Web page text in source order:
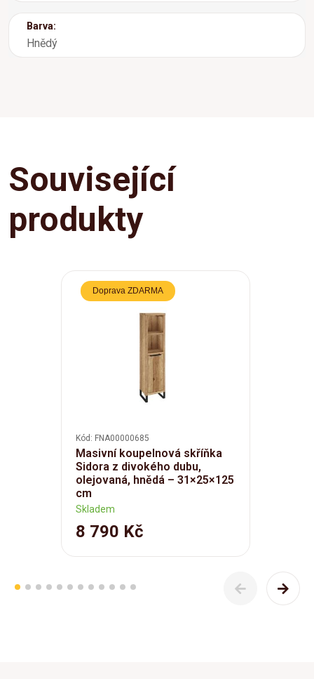
Barva:
Hnědý
Související
produkty
Doprava ZDARMA
Kód: FNA00000685
Masivní koupelnová skříňka
Sidora z divokého dubu,
olejovaná, hnědá – 31×25×125
cm
Skladem
8 790 Kč